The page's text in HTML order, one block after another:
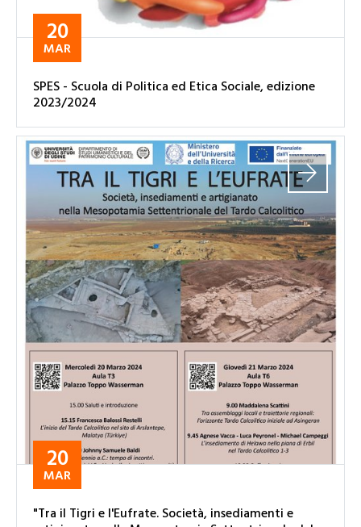
20
MAR
SPES - Scuola di Politica ed Etica Sociale, edizione
2023/2024
20
MAR
"Tra il Tigri e l'Eufrate. Società, insediamenti e